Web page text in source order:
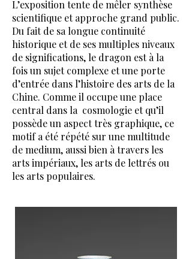
L’exposition tente de mêler synthèse
scientifique et approche grand public.
Du fait de sa longue continuité
historique et de ses multiples niveaux
de significations, le dragon est à la
fois un sujet complexe et une porte
d’entrée dans l’histoire des arts de la
Chine. Comme il occupe une place
central dans la cosmologie et qu’il
possède un aspect très graphique, ce
motif a été répété sur une multitude
de medium, aussi bien à travers les
arts impériaux, les arts de lettrés ou
les arts populaires.